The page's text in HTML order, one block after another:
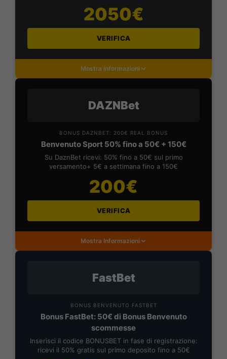
2050€
VERIFICA
Mostra Informazioni
DAZNBet
BONUS DAZNBET: 200€ REAL BONUS
Benvenuto Sport 50% fino a 50€ + 150€
Su DaznBet ricevi: 50% fino a 50€ sul primo
versamento+ 5€ a settimana fino a 150€
200€
VERIFICA
Mostra Informazioni
FastBet
BONUS BENVENUTO FASTBET
Bonus FastBet: 50€ di Bonus Benvenuto
scommesse
Inserisci il codice BONUSBET in fase di registrazione:
ricevi il 50% gratis sul primo deposito fino a 50€